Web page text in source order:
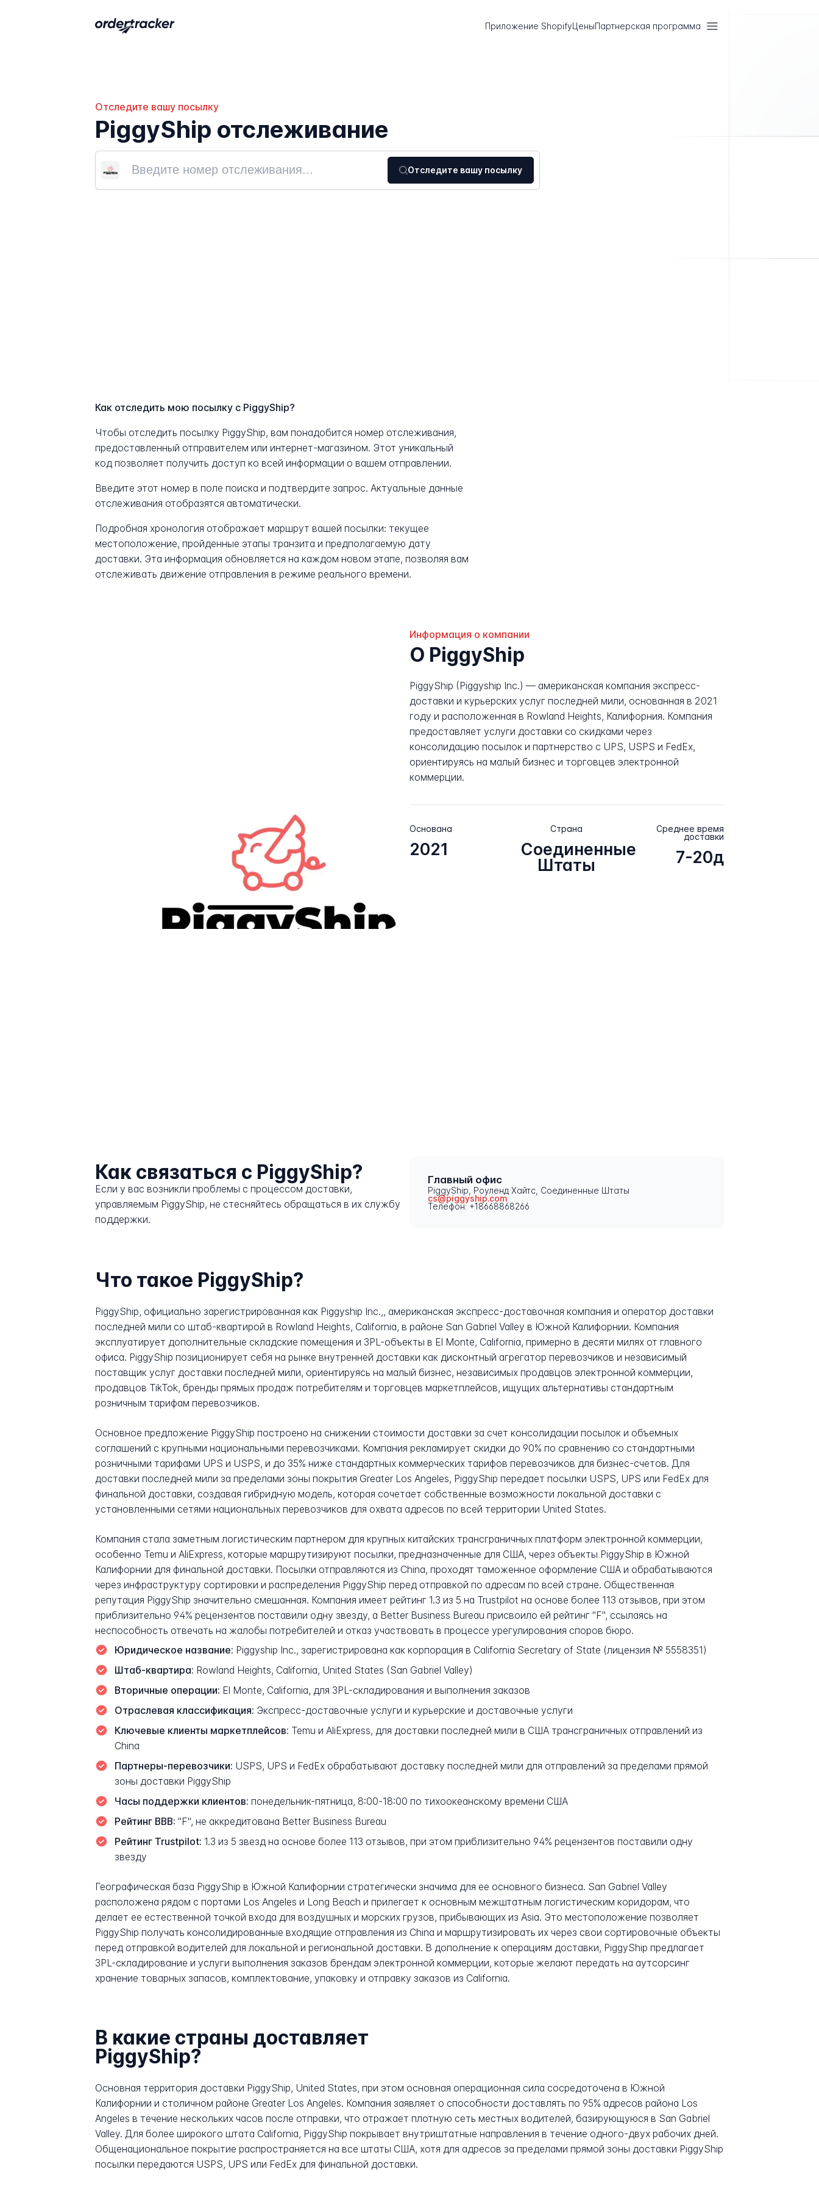
Приложение ShopifyЦеныПартнерская программа
Отследите вашу посылку
PiggyShip отслеживание
Отследите вашу посылку
Как отследить мою посылку с PiggyShip?
Чтобы отследить посылку PiggyShip, вам понадобится номер отслеживания,
предоставленный отправителем или интернет-магазином. Этот уникальный
код позволяет получить доступ ко всей информации о вашем отправлении.
Введите этот номер в поле поиска и подтвердите запрос. Актуальные данные
отслеживания отобразятся автоматически.
Подробная хронология отображает маршрут вашей посылки: текущее
местоположение, пройденные этапы транзита и предполагаемую дату
доставки. Эта информация обновляется на каждом новом этапе, позволяя вам
отслеживать движение отправления в режиме реального времени.
Информация о компании
О PiggyShip
PiggyShip (Piggyship Inc.) — американская компания экспресс-
доставки и курьерских услуг последней мили, основанная в 2021
году и расположенная в Rowland Heights, Калифорния. Компания
предоставляет услуги доставки со скидками через
консолидацию посылок и партнерство с UPS, USPS и FedEx,
ориентируясь на малый бизнес и торговцев электронной
коммерции.
Основана
2021
Страна
Соединенные
Штаты
Среднее время
доставки
7-20д
Как связаться с PiggyShip?
Если у вас возникли проблемы с процессом доставки,
управляемым PiggyShip, не стесняйтесь обращаться в их службу
поддержки.
Главный офис
PiggyShip, Роуленд Хайтс, Соединенные Штаты
cs@piggyship.com
Телефон: +18668868266
Что такое PiggyShip?
PiggyShip, официально зарегистрированная как Piggyship Inc.,, американская экспресс-доставочная компания и оператор доставки
последней мили со штаб-квартирой в Rowland Heights, California, в районе San Gabriel Valley в Южной Калифорнии. Компания
эксплуатирует дополнительные складские помещения и 3PL-объекты в El Monte, California, примерно в десяти милях от главного
офиса. PiggyShip позиционирует себя на рынке внутренней доставки как дисконтный агрегатор перевозчиков и независимый
поставщик услуг доставки последней мили, ориентируясь на малый бизнес, независимых продавцов электронной коммерции,
продавцов TikTok, бренды прямых продаж потребителям и торговцев маркетплейсов, ищущих альтернативы стандартным
розничным тарифам перевозчиков.
Основное предложение PiggyShip построено на снижении стоимости доставки за счет консолидации посылок и объемных
соглашений с крупными национальными перевозчиками. Компания рекламирует скидки до 90% по сравнению со стандартными
розничными тарифами UPS и USPS, и до 35% ниже стандартных коммерческих тарифов перевозчиков для бизнес-счетов. Для
доставки последней мили за пределами зоны покрытия Greater Los Angeles, PiggyShip передает посылки USPS, UPS или FedEx для
финальной доставки, создавая гибридную модель, которая сочетает собственные возможности локальной доставки с
установленными сетями национальных перевозчиков для охвата адресов по всей территории United States.
Компания стала заметным логистическим партнером для крупных китайских трансграничных платформ электронной коммерции,
особенно Temu и AliExpress, которые маршрутизируют посылки, предназначенные для США, через объекты PiggyShip в Южной
Калифорнии для финальной доставки. Посылки отправляются из China, проходят таможенное оформление США и обрабатываются
через инфраструктуру сортировки и распределения PiggyShip перед отправкой по адресам по всей стране. Общественная
репутация PiggyShip значительно смешанная. Компания имеет рейтинг 1.3 из 5 на Trustpilot на основе более 113 отзывов, при этом
приблизительно 94% рецензентов поставили одну звезду, а Better Business Bureau присвоило ей рейтинг "F", ссылаясь на
неспособность отвечать на жалобы потребителей и отказ участвовать в процессе урегулирования споров бюро.
Юридическое название: Piggyship Inc., зарегистрирована как корпорация в California Secretary of State (лицензия № 5558351)
Штаб-квартира: Rowland Heights, California, United States (San Gabriel Valley)
Вторичные операции: El Monte, California, для 3PL-складирования и выполнения заказов
Отраслевая классификация: Экспресс-доставочные услуги и курьерские и доставочные услуги
Ключевые клиенты маркетплейсов: Temu и AliExpress, для доставки последней мили в США трансграничных отправлений из
China
Партнеры-перевозчики: USPS, UPS и FedEx обрабатывают доставку последней мили для отправлений за пределами прямой
зоны доставки PiggyShip
Часы поддержки клиентов: понедельник-пятница, 8:00-18:00 по тихоокеанскому времени США
Рейтинг BBB: "F", не аккредитована Better Business Bureau
Рейтинг Trustpilot: 1.3 из 5 звезд на основе более 113 отзывов, при этом приблизительно 94% рецензентов поставили одну
звезду
Географическая база PiggyShip в Южной Калифорнии стратегически значима для ее основного бизнеса. San Gabriel Valley
расположена рядом с портами Los Angeles и Long Beach и прилегает к основным межштатным логистическим коридорам, что
делает ее естественной точкой входа для воздушных и морских грузов, прибывающих из Asia. Это местоположение позволяет
PiggyShip получать консолидированные входящие отправления из China и маршрутизировать их через свои сортировочные объекты
перед отправкой водителей для локальной и региональной доставки. В дополнение к операциям доставки, PiggyShip предлагает
3PL-складирование и услуги выполнения заказов брендам электронной коммерции, которые желают передать на аутсорсинг
хранение товарных запасов, комплектование, упаковку и отправку заказов из California.
В какие страны доставляет
PiggyShip?
Основная территория доставки PiggyShip, United States, при этом основная операционная сила сосредоточена в Южной
Калифорнии и столичном районе Greater Los Angeles. Компания заявляет о способности доставлять по 95% адресов района Los
Angeles в течение нескольких часов после отправки, что отражает плотную сеть местных водителей, базирующуюся в San Gabriel
Valley. Для более широкого штата California, PiggyShip покрывает внутриштатные направления в течение одного-двух рабочих дней.
Общенациональное покрытие распространяется на все штаты США, хотя для адресов за пределами прямой зоны доставки PiggyShip
посылки передаются USPS, UPS или FedEx для финальной доставки.